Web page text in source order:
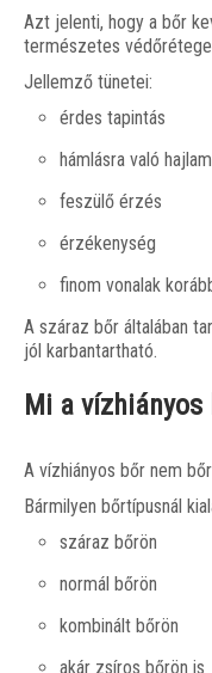
Azt jelenti, hogy a bőr
természetes
Jellemző tünetei:
érdes tapintás
hámlásra való hajlam
feszülő érzés
érzékenység
finom vonalak
A száraz bőr általában
jól karbantartható.
Mi a vízhiányos
A vízhiányos bőr nem
Bármilyen bőrtípusnál
száraz bőrön
normál bőrön
kombinált bőrön
akár zsíros bőrön is